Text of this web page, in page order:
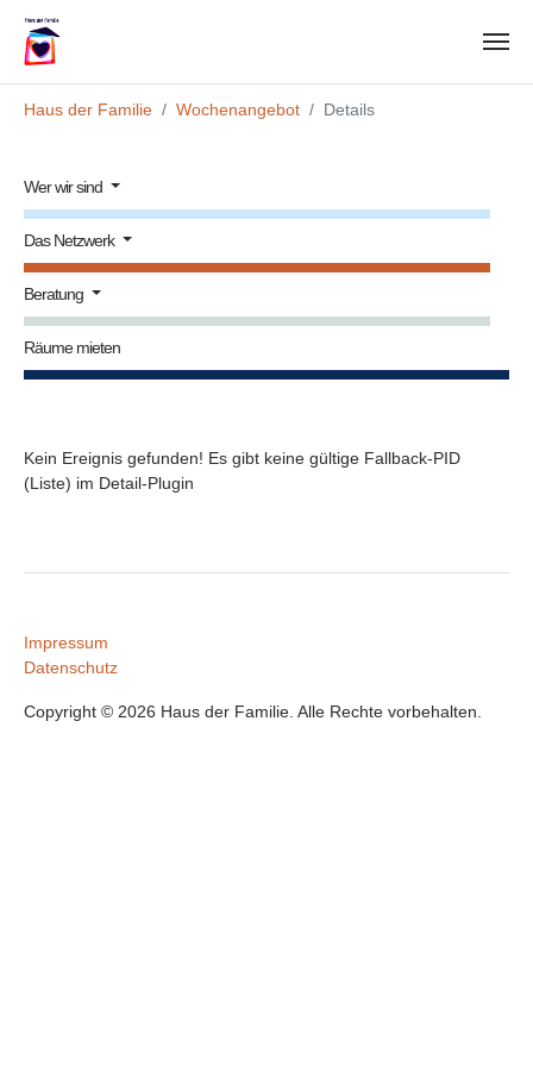
Haus der Familie
Wochenangebot Details
Wer wir sind
Das Netzwerk
Beratung
Räume mieten
Kein Ereignis gefunden! Es gibt keine gültige Fallback-PID
(Liste) im Detail-Plugin
Impressum
Datenschutz
Copyright © 2026 Haus der Familie. Alle Rechte vorbehalten.